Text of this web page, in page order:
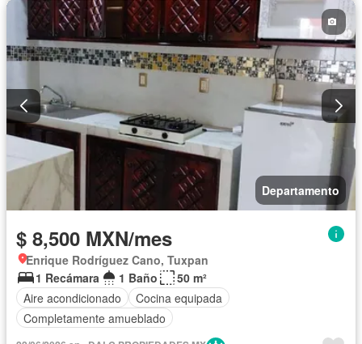
Departamento
$ 8,500 MXN/mes
Enrique Rodríguez Cano, Tuxpan
1 Recámara
1 Baño
50 m²
Aire acondicionado
Cocina equipada
Completamente amueblado